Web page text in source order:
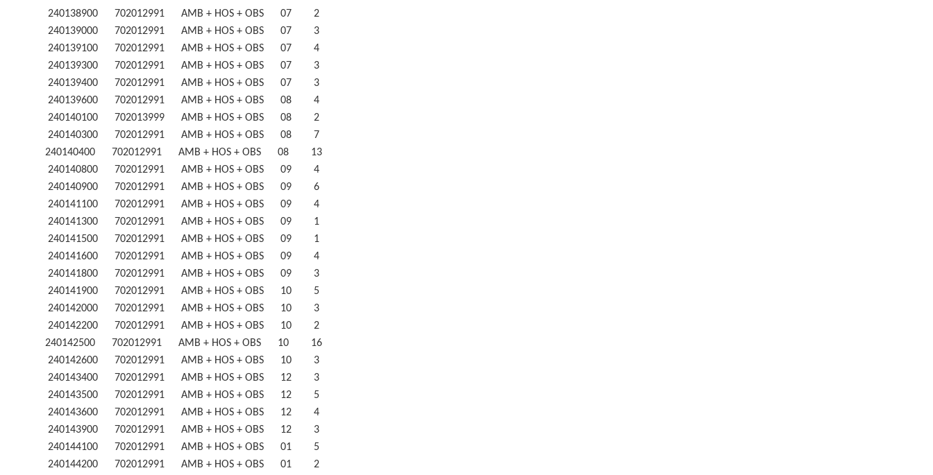
240138900 702012991 AMB + HOS + OBS 07 2
240139000 702012991 AMB + HOS + OBS 07 3
240139100 702012991 AMB + HOS + OBS 07 4
240139300 702012991 AMB + HOS + OBS 07 3
240139400 702012991 AMB + HOS + OBS 07 3
240139600 702012991 AMB + HOS + OBS 08 4
240140100 702013999 AMB + HOS + OBS 08 2
240140300 702012991 AMB + HOS + OBS 08 7
240140400 702012991 AMB + HOS + OBS 08 13
240140800 702012991 AMB + HOS + OBS 09 4
240140900 702012991 AMB + HOS + OBS 09 6
240141100 702012991 AMB + HOS + OBS 09 4
240141300 702012991 AMB + HOS + OBS 09 1
240141500 702012991 AMB + HOS + OBS 09 1
240141600 702012991 AMB + HOS + OBS 09 4
240141800 702012991 AMB + HOS + OBS 09 3
240141900 702012991 AMB + HOS + OBS 10 5
240142000 702012991 AMB + HOS + OBS 10 3
240142200 702012991 AMB + HOS + OBS 10 2
240142500 702012991 AMB + HOS + OBS 10 16
240142600 702012991 AMB + HOS + OBS 10 3
240143400 702012991 AMB + HOS + OBS 12 3
240143500 702012991 AMB + HOS + OBS 12 5
240143600 702012991 AMB + HOS + OBS 12 4
240143900 702012991 AMB + HOS + OBS 12 3
240144100 702012991 AMB + HOS + OBS 01 5
240144200 702012991 AMB + HOS + OBS 01 2